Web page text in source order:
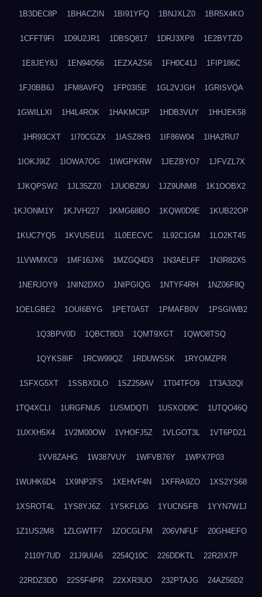
1B3DEC8P 1BHACZIN 1BI91YFQ 1BNJXLZ0 1BR5X4KO
1CFFT9FI 1D9U2JR1 1DBSQ817 1DRJ3XP8 1E2BYTZD
1E8JEY8J 1EN94O56 1EZXAZS6 1FH0C41J 1FIP186C
1FJ0BB6J 1FM8AVFQ 1FP03I5E 1GL2VJGH 1GRISVQA
1GWILLXI 1H4L4ROK 1HAKMC6P 1HDB3VUY 1HHJEK58
1HR93CXT 1I70CGZX 1IASZ8H3 1IF86W04 1IHA2RU7
1IOKJ9IZ 1IOWA7OG 1IWGPKRW 1JEZBYO7 1JFVZL7X
1JKQPSW2 1JL35ZZ0 1JUOBZ9U 1JZ9UNM8 1K1OOBX2
1KJONM1Y 1KJVH227 1KMG68BO 1KQW0D9E 1KUB22OP
1KUC7YQ5 1KVUSEU1 1L0EECVC 1L92C1GM 1LO2KT45
1LVWMXC9 1MF16JX6 1MZGQ4D3 1N3AELFF 1N3R82X5
1NERJOY9 1NIN2DXO 1NIPGIQG 1NTYF4RH 1NZ06F8Q
1OELGBE2 1OUI6BYG 1PET0A5T 1PMAFB0V 1PSGIWB2
1Q3BPV0D 1QBCT8D3 1QMT9XGT 1QWO8TSQ
1QYKS8IF 1RCW99QZ 1RDUWSSK 1RYOMZPR
1SFXG5XT 1SSBXDLO 1SZ258AV 1T04TFO9 1T3A32QI
1TQ4XCLI 1URGFNU5 1USMDQTI 1USXOD9C 1UTQO46Q
1UXXH5X4 1V2M00OW 1VHOFJ5Z 1VLGOT3L 1VT6PD21
1VV8ZAHG 1W387VUY 1WFVB76Y 1WPX7P03
1WUHK6D4 1X9NP2FS 1XEHVF4N 1XFRA9ZO 1XS2YS68
1XSROT4L 1YS8YJ6Z 1YSKFL0G 1YUCNSFB 1YYN7W1J
1Z1US2M8 1ZLGWTF7 1ZOCGLFM 206VNFLF 20GH4EFO
2110Y7UD 21J9UIA6 2254Q10C 226DDKTL 22R2IX7P
22RDZ3DD 22S5F4PR 22XXR3UO 232PTAJG 24AZ56D2